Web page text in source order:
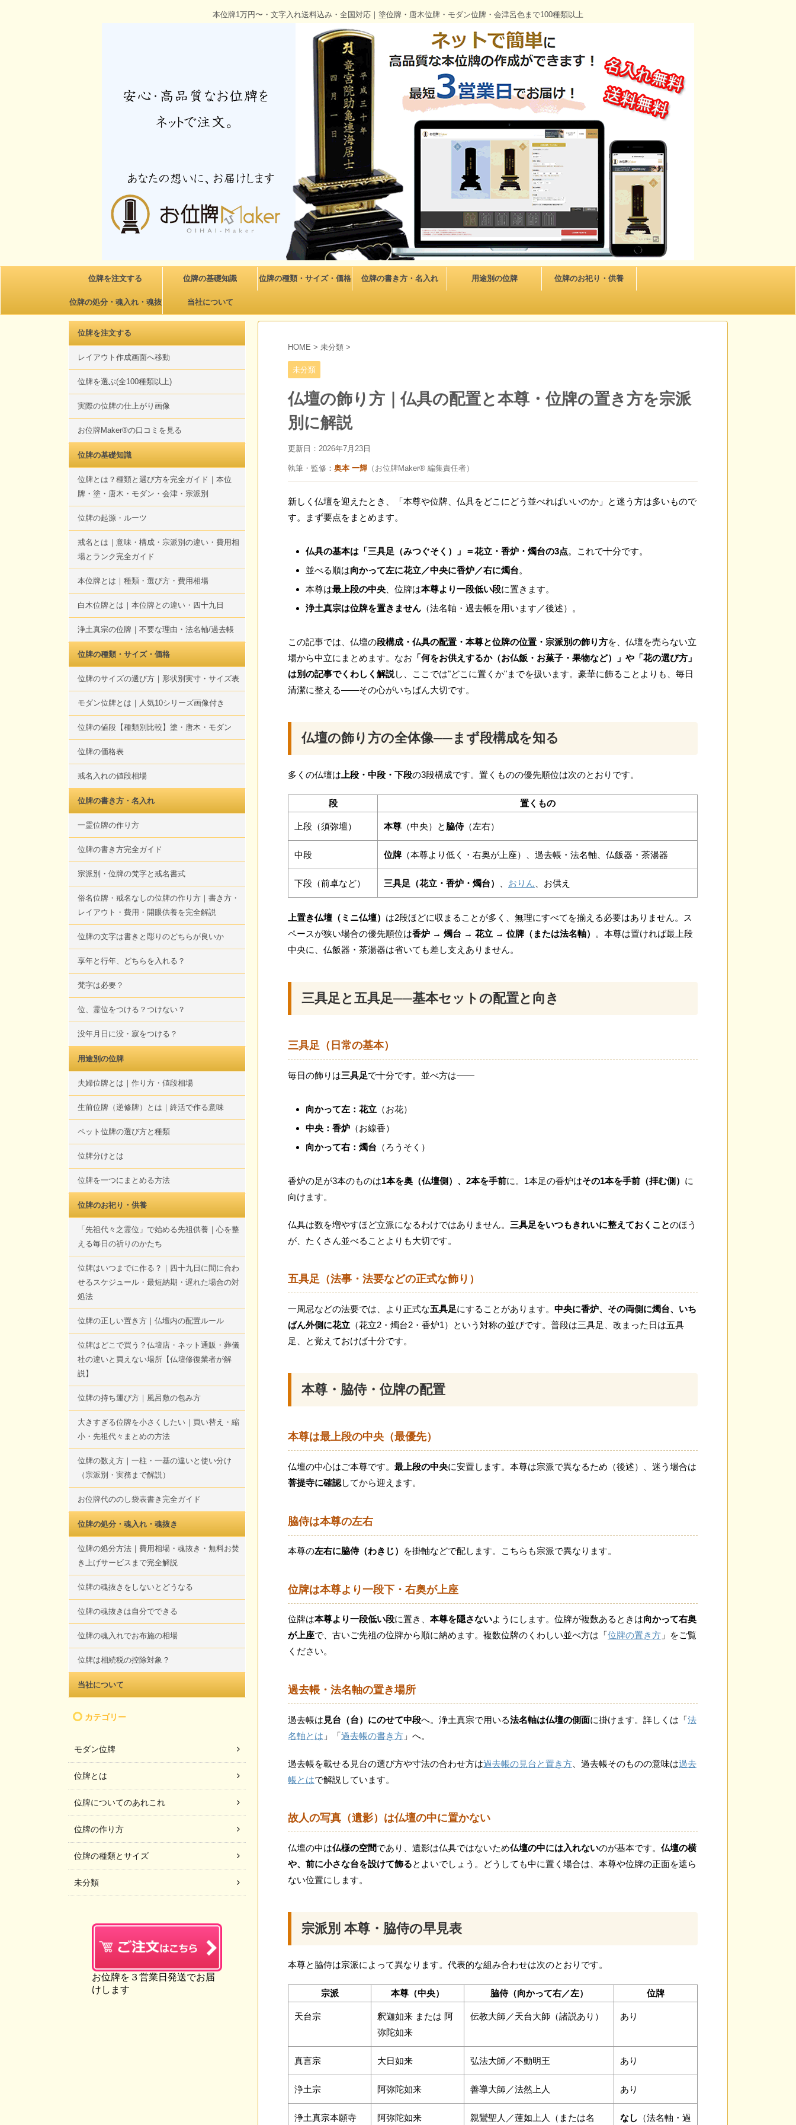
本位牌1万円〜・文字入れ送料込み・全国対応｜塗位牌・唐木位牌・モダン位牌・会津呂色まで100種類以上
位牌を注文する 位牌の基礎知識 位牌の種類・サイズ・価格 位牌の書き方・名入れ 用途別の位牌 位牌のお祀り・供養
位牌の処分・魂入れ・魂抜 当社について
HOME > 未分類 >
未分類
仏壇の飾り方｜仏具の配置と本尊・位牌の置き方を宗派
別に解説
更新日： 2026年7月23日
執筆・監修： 奥本 一輝 （お位牌Maker® 編集責任者）
新しく仏壇を迎えたとき、「本尊や位牌、仏具をどこにどう並べればいいのか」と迷う方は多いもので
す。まず要点をまとめます。
仏具の基本は「三具足（みつぐそく）」＝花立・香炉・燭台の3点。これで十分です。
並べる順は向かって左に花立／中央に香炉／右に燭台。
本尊は最上段の中央 、位牌は本尊より一段低い段に置きます。
浄土真宗は位牌を置きません （法名軸・過去帳を用います／後述）。
この記事では、仏壇の段構成・仏具の配置・本尊と位牌の位置・宗派別の飾り方を、仏壇を売らない立
場から中立にまとめます。なお 「何をお供えするか（お仏飯・お菓子・果物など）」や「花の選び方」
は別の記事でくわしく解説し、ここでは"どこに置くか"までを扱います。豪華に飾ることよりも、毎日
清潔に整える——その心がいちばん大切です。
仏壇の飾り方の全体像──まず段構成を知る
多くの仏壇は 上段・中段・下段の3段構成です。置くものの優先順位は次のとおりです。
段 置くもの
上段（須弥壇） 本尊 （中央）と 脇侍（左右）
中段 位牌 （本尊より低く・右奥が上座）、過去帳・法名軸、仏飯器・茶湯器
下段（前卓など） 三具足（花立・香炉・燭台） おりん 、お供え
上置き仏壇（ミニ仏壇） は2段ほどに収まることが多く、無理にすべてを揃える必要はありません。ス
ペースが狭い場合の優先順位は香炉 → 燭台 → 花立 → 位牌（または法名軸）
。本尊は置ければ最上段
中央に、仏飯器・茶湯器は省いても差し支えありません。
三具足と五具足──基本セットの配置と向き
三具足（日常の基本）
毎日の飾りは三具足で十分です。並べ方は——
向かって左：花立 （お花）
中央：香炉 （お線香）
向かって右：燭台 （ろうそく）
香炉の足が3本のものは1本を奥（仏壇側）、2本を手前に。1本足の香炉はその1本を手前（拝む側） に
向けます。
仏具は数を増やすほど立派になるわけではありません。 三具足をいつもきれいに整えておくことのほう
が、たくさん並べることよりも大切です。
五具足（法事・法要などの正式な飾り）
一周忌などの法要では、より正式な五具足にすることがあります。 中央に香炉、その両側に燭台、いち
ばん外側に花立 （花立2・燭台2・香炉1）という対称の並びです。普段は三具足、改まった日は五具
足、と覚えておけば十分です。
本尊・脇侍・位牌の配置
本尊は最上段の中央（最優先）
仏壇の中心はご本尊です。 最上段の中央に安置します。本尊は宗派で異なるため（後述）、迷う場合は
菩提寺に確認してから迎えます。
脇侍は本尊の左右
本尊の左右に脇侍（わきじ） を掛軸などで配します。こちらも宗派で異なります。
位牌は本尊より一段下・右奥が上座
位牌は本尊より一段低い段に置き、 本尊を隠さないようにします。位牌が複数あるときは向かって右奥
が上座で、古いご先祖の位牌から順に納めます。複数位牌のくわしい並べ方は「位牌の置き方 」をご覧
ください。
過去帳・法名軸の置き場所
過去帳は 見台（台）にのせて中段へ。浄土真宗で用いる法名軸は仏壇の側面に掛けます。詳しくは「法
名軸とは 」「過去帳の書き方 」へ。
過去帳を載せる見台の選び方や寸法の合わせ方は過去帳の見台と置き方 、過去帳そのものの意味は過去
帳とはで解説しています。
故人の写真（遺影）は仏壇の中に置かない
仏壇の中は仏様の空間であり、遺影は仏具ではないため仏壇の中には入れないのが基本です。 仏壇の横
や、前に小さな台を設けて飾るとよいでしょう。どうしても中に置く場合は、本尊や位牌の正面を遮ら
ない位置にします。
宗派別 本尊・脇侍の早見表
本尊と脇侍は宗派によって異なります。代表的な組み合わせは次のとおりです。
宗派 本尊（中央） 脇侍（向かって右／左） 位牌
天台宗
釈迦如来 または 阿
弥陀如来
伝教大師／天台大師（諸説あり） あり
真言宗 大日如来 弘法大師／不動明王 あり
浄土宗 阿弥陀如来 善導大師／法然上人 あり
浄土真宗本願寺 阿弥陀如来 親鸞聖人／蓮如上人（または名 なし （法名軸・過
位牌を注文する
レイアウト作成画面へ移動
位牌を選ぶ(全100種類以上)
実際の位牌の仕上がり画像
お位牌Maker®の口コミを見る
位牌の基礎知識
位牌とは？種類と選び方を完全ガイド｜本位
牌・塗・唐木・モダン・会津・宗派別
位牌の起源・ルーツ
戒名とは｜意味・構成・宗派別の違い・費用相
場とランク完全ガイド
本位牌とは｜種類・選び方・費用相場
白木位牌とは｜本位牌との違い・四十九日
浄土真宗の位牌｜不要な理由・法名軸/過去帳
位牌の種類・サイズ・価格
位牌のサイズの選び方｜形状別実寸・サイズ表
モダン位牌とは｜人気10シリーズ画像付き
位牌の値段【種類別比較】塗・唐木・モダン
位牌の価格表
戒名入れの値段相場
位牌の書き方・名入れ
一霊位牌の作り方
位牌の書き方完全ガイド
宗派別・位牌の梵字と戒名書式
俗名位牌・戒名なしの位牌の作り方｜書き方・
レイアウト・費用・開眼供養を完全解説
位牌の文字は書きと彫りのどちらが良いか
享年と行年、どちらを入れる？
梵字は必要？
位、霊位をつける？つけない？
没年月日に没・寂をつける？
用途別の位牌
夫婦位牌とは｜作り方・値段相場
生前位牌（逆修牌）とは｜終活で作る意味
ペット位牌の選び方と種類
位牌分けとは
位牌を一つにまとめる方法
位牌のお祀り・供養
「先祖代々之霊位」で始める先祖供養｜心を整
える毎日の祈りのかたち
位牌はいつまでに作る？｜四十九日に間に合わ
せるスケジュール・最短納期・遅れた場合の対
処法
位牌の正しい置き方｜仏壇内の配置ルール
位牌はどこで買う？仏壇店・ネット通販・葬儀
社の違いと買えない場所【仏壇修復業者が解
説】
位牌の持ち運び方｜風呂敷の包み方
大きすぎる位牌を小さくしたい｜買い替え・縮
小・先祖代々まとめの方法
位牌の数え方｜一柱・一基の違いと使い分け
（宗派別・実務まで解説）
お位牌代ののし袋表書き完全ガイド
位牌の処分・魂入れ・魂抜き
位牌の処分方法｜費用相場・魂抜き・無料お焚
き上げサービスまで完全解説
位牌の魂抜きをしないとどうなる
位牌の魂抜きは自分でできる
位牌の魂入れでお布施の相場
位牌は相続税の控除対象？
当社について
カテゴリー
モダン位牌
位牌とは
位牌についてのあれこれ
位牌の作り方
位牌の種類とサイズ
未分類
お位牌を３営業日発送でお届
けします